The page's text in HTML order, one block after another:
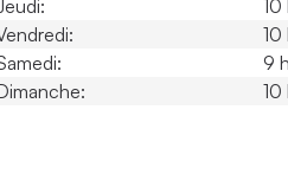
10
10
9 h
10